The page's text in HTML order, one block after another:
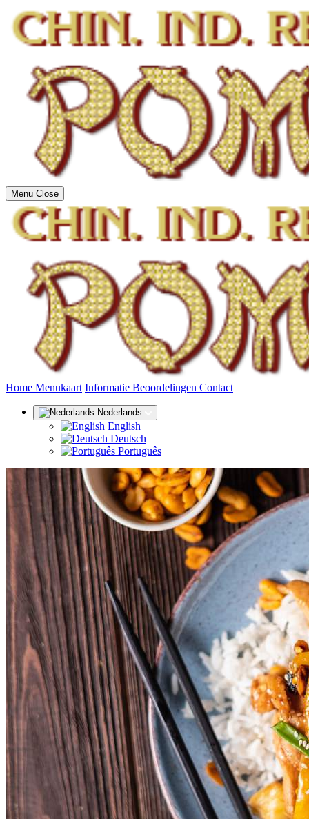
Menu Close
Home (huidige)
Menukaart Informatie Beoordelingen Contact
Nederlands
English
Deutsch
Português